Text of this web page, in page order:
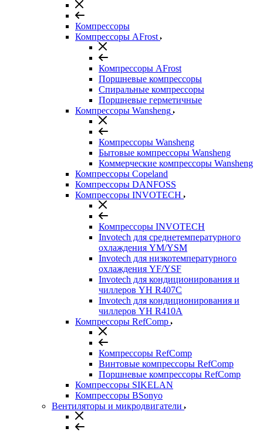
Компрессоры
Компрессоры AFrost
Компрессоры AFrost
Поршневые компрессоры
Спиральные компрессоры
Поршневые герметичные
Компрессоры Wansheng
Компрессоры Wansheng
Бытовые компрессоры Wansheng
Коммерческие компрессоры Wansheng
Компрессоры Copeland
Компрессоры DANFOSS
Компрессоры INVOTECH
Компрессоры INVOTECH
Invotech для среднетемпературного
охлаждения YM/YSM
Invotech для низкотемпературного
охлаждения YF/YSF
Invotech для кондиционирования и
чиллеров YH R407C
Invotech для кондиционирования и
чиллеров YH R410A
Компрессоры RefComp
Компрессоры RefComp
Винтовые компрессоры RefComp
Поршневые компрессоры RefComp
Компрессоры SIKELAN
Компрессоры BSonyo
Вентиляторы и микродвигатели